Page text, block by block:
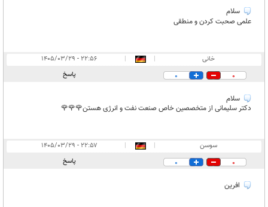
سلام
علمی صحبت کردن و منطقی
خانی |
|
۲۲:۵۶ - ۱۴۰۵/۰۳/۲۹
0
0 پاسخ
سلام
دکتر سلیمانی از متخصصین خاص صنعت نفت و انرژی هستن🌹🌹🌹
سوسن |
|
۲۲:۵۷ - ۱۴۰۵/۰۳/۲۹
0
0 پاسخ
افرین